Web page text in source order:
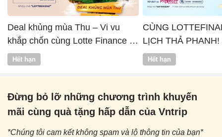
Deal khủng mùa Thu – Vi vu
khắp chốn cùng Lotte Finance x
Vntrip
Hết hạn
CÙNG
LỊCH THẢ PHANH!
Hết hạn
Đừng bỏ lỡ những chương trình khuyến
mãi cùng quà tặng hấp dẫn của Vntrip
*Chúng tôi cam kết không spam và lộ thông tin của bạn*